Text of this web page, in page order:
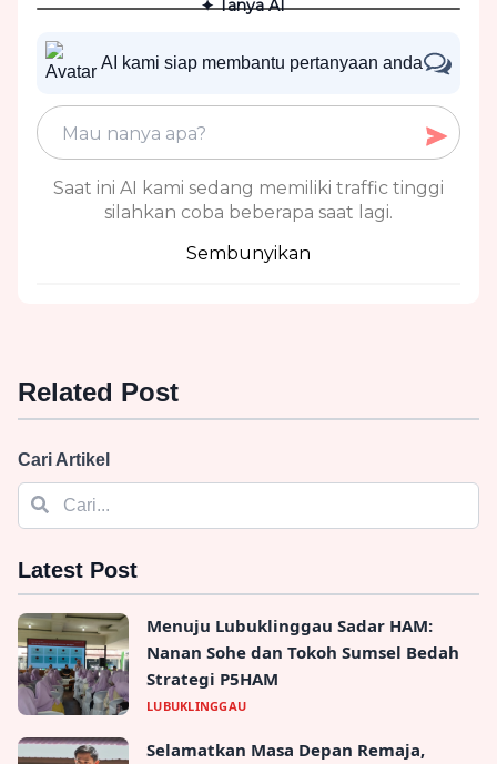
✦ Tanya AI
AI kami siap membantu pertanyaan anda
Saat ini AI kami sedang memiliki traffic tinggi
silahkan coba beberapa saat lagi.
Sembunyikan
Related Post
Cari Artikel
Latest Post
Menuju Lubuklinggau Sadar HAM:
Nanan Sohe dan Tokoh Sumsel Bedah
Strategi P5HAM
LUBUKLINGGAU
Selamatkan Masa Depan Remaja,